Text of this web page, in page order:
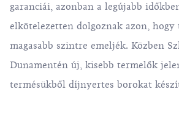
garanciái, azonban a legújabb
elkötelezetten dolgoznak azon, hogy
magasabb szintre emeljék. Közben
Dunamentén új, kisebb termelők
termésükből díjnyertes borokat